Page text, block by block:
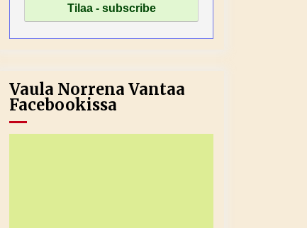
Vaula Norrena Vantaa
Facebookissa